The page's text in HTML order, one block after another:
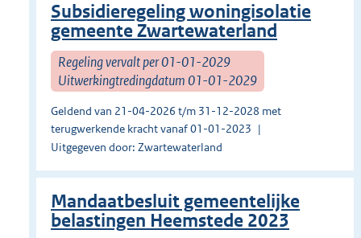
Subsidieregeling woningisolatie
gemeente Zwartewaterland
Regeling vervalt per 01-01-2029
Uitwerkingtredingdatum 01-01-2029
Geldend van 21-04-2026 t/m 31-12-2028 met
terugwerkende kracht vanaf 01-01-2023
Uitgegeven door: Zwartewaterland
Mandaatbesluit gemeentelijke
belastingen Heemstede 2023